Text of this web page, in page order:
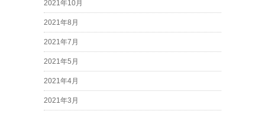
2021年10月
2021年8月
2021年7月
2021年5月
2021年4月
2021年3月